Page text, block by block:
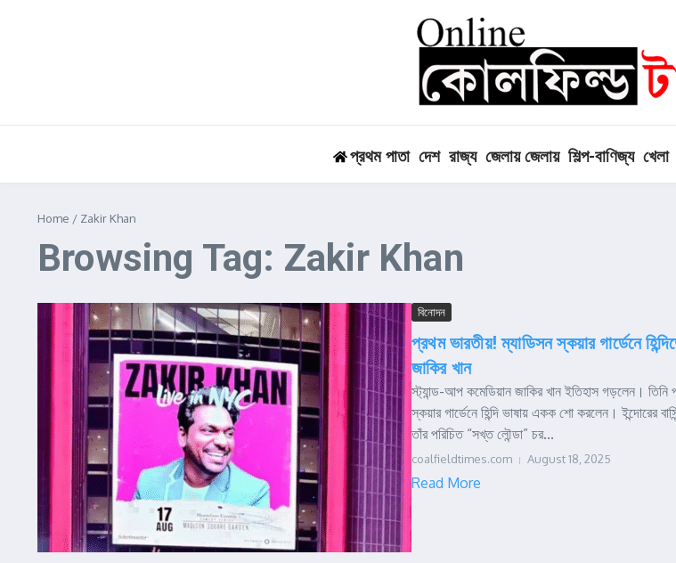
প্রথম পাতা দেশ রাজ্য জেলায় জেলায় শিল্প-বাণিজ্য খেলা
Home / Zakir Khan
Browsing Tag: Zakir Khan
বিনোদন
প্রথম ভারতীয়! ম্যাডিসন স্কয়ার গার্ডেনে
জাকির খান
স্ট্যান্ড-আপ কমেডিয়ান জাকির খান ইতিহাস গড়লেন। তিনি
স্কয়ার গার্ডেনে হিন্দি ভাষায় একক শো করলেন। ইন্দোরের
তাঁর পরিচিত “সখ্ত লৌন্ডা” চর...
coalfieldtimes.com August 18, 2025
Read More